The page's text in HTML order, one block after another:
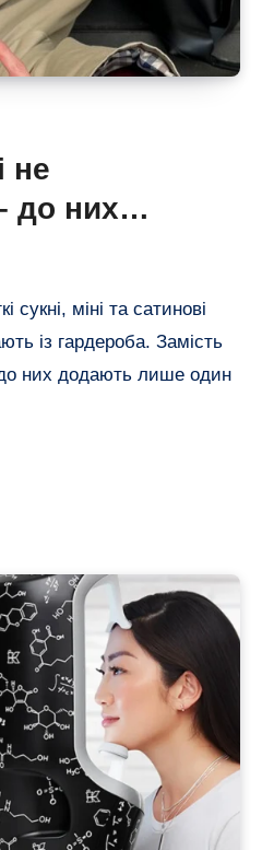
не
до них
колготки
сукні, міні та сатинові
із гардероба. Замість
до них додають лише один